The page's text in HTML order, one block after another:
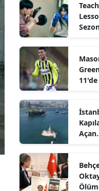
11'de
Açan
Vinç